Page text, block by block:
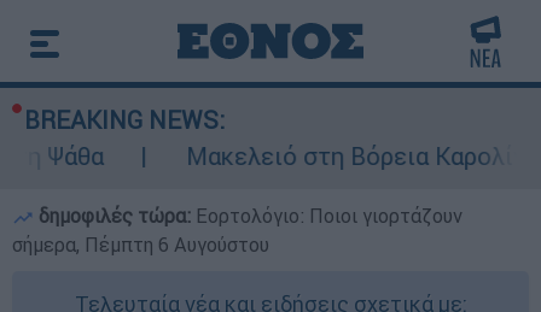
BREAKING NEWS:
Μακελειό στη Βόρεια Καρολίνα ύστερα
δημοφιλές τώρα: Εορτολόγιο: Ποιοι γιορτάζουν
σήμερα, Πέμπτη 6 Αυγούστου
Τελευταία νέα και ειδήσεις σχετικά με: